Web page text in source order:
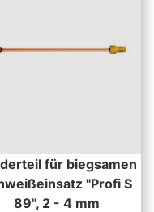
für biegsamen
"Profi S
89", 2 - 4 mm